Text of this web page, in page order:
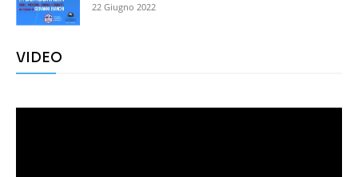
22 Giugno 2022
VIDEO